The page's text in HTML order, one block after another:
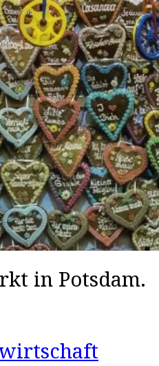
in Potsdam.